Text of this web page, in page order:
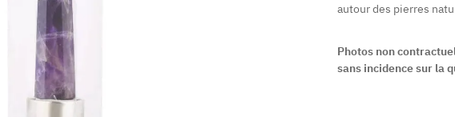
autour des pierres
Photos non
sans incidence sur la